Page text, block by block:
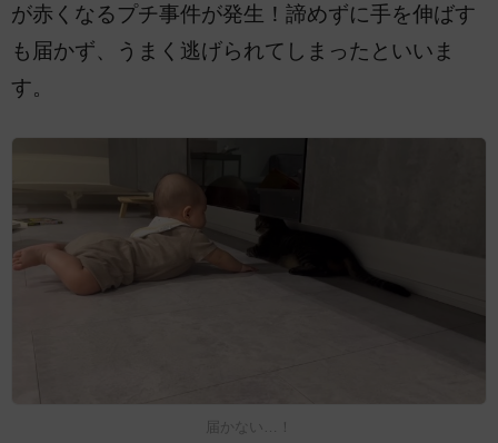
が赤くなるプチ事件が発生！諦めずに手を伸ばす
も届かず、うまく逃げられてしまったといいま
す。
届かない…！